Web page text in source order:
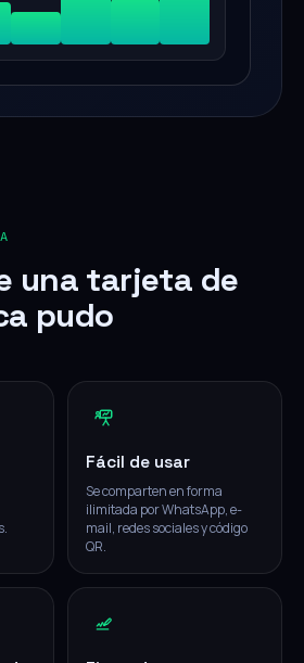
una tarjeta de
pudo
Fácil de usar
Se comparten en forma
ilimitada por WhatsApp, e-
mail, redes sociales y código
QR.